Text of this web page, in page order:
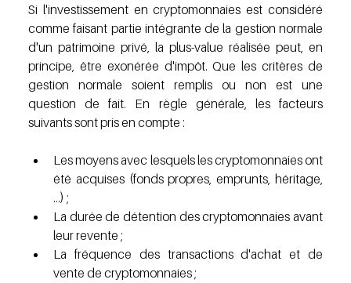
Si l'investissement en cryptomonnaies est considéré
comme faisant partie intégrante de la gestion normale
d'un patrimoine privé, la plus-value réalisée peut, en
principe, être exonérée d'impôt. Que les critères de
gestion normale soient remplis ou non est une
question de fait. En règle générale, les facteurs
suivants sont pris en compte :
Les moyens avec lesquels les cryptomonnaies ont
été acquises (fonds propres, emprunts, héritage,
…) ;
La durée de détention des cryptomonnaies avant
leur revente ;
La fréquence des transactions d'achat et de
vente de cryptomonnaies ;